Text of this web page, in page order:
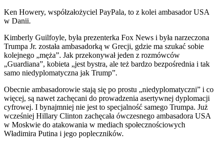
Ken Howery, współzałożyciel PayPala, to z kolei ambasador USA
w Danii.
Kimberly Guilfoyle, była prezenterka Fox News i była narzeczona
Trumpa Jr. została ambasadorką w Grecji, gdzie ma szukać sobie
kolejnego „męża”. Jak przekonywał jeden z rozmówców
„Guardiana”, kobieta „jest bystra, ale też bardzo bezpośrednia i tak
samo niedyplomatyczna jak Trump”.
Obecnie ambasadorowie stają się po prostu „niedyplomatyczni” i co
więcej, są nawet zachęcani do prowadzenia asertywnej dyplomacji
cyfrowej. I bynajmniej nie jest to specjalność samego Trumpa. Już
wcześniej Hillary Clinton zachęcała ówczesnego ambasadora USA
w Moskwie do atakowania w mediach społecznościowych
Władimira Putina i jego popleczników.